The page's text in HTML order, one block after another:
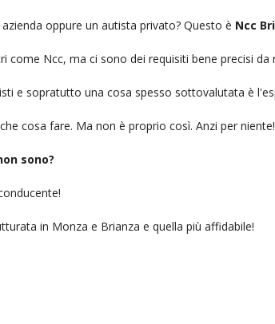
oppure un autista privato? Questo è Ncc
come Ncc, ma ci sono dei requisiti bene precisi da
e sopratutto una cosa spesso sottovalutata è
cosa fare. Ma non è proprio così. Anzi per niente!
sono?
in Monza e Brianza e quella più affidabile!